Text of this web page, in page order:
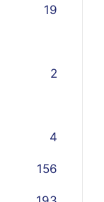
19
2
4
156